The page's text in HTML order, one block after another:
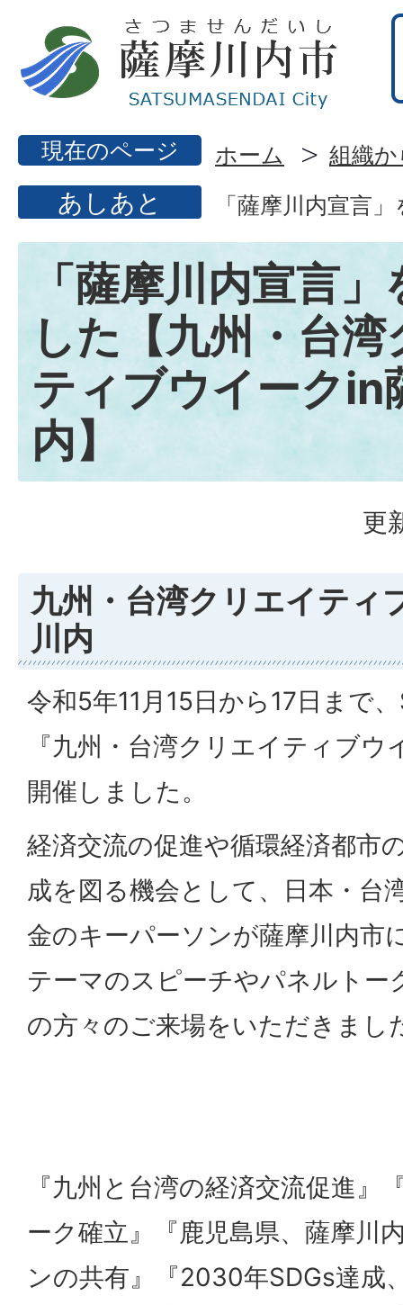
現在のページ ホーム 組織
あしあと 「薩摩川内宣言
「薩摩川内宣言
した【九州・台
ティブウイークin
内】
更
九州・台湾クリエイティ
川内
令和5年11月15日から17日まで
『九州・台湾クリエイティブ
開催しました。
経済交流の促進や循環経済都市
成を図る機会として、日本・台
金のキーパーソンが薩摩川内市
テーマのスピーチやパネルトー
の方々のご来場をいただきまし
『九州と台湾の経済交流促進』
ーク確立』『鹿児島県、薩摩川
ンの共有』『2030年SDGs達成